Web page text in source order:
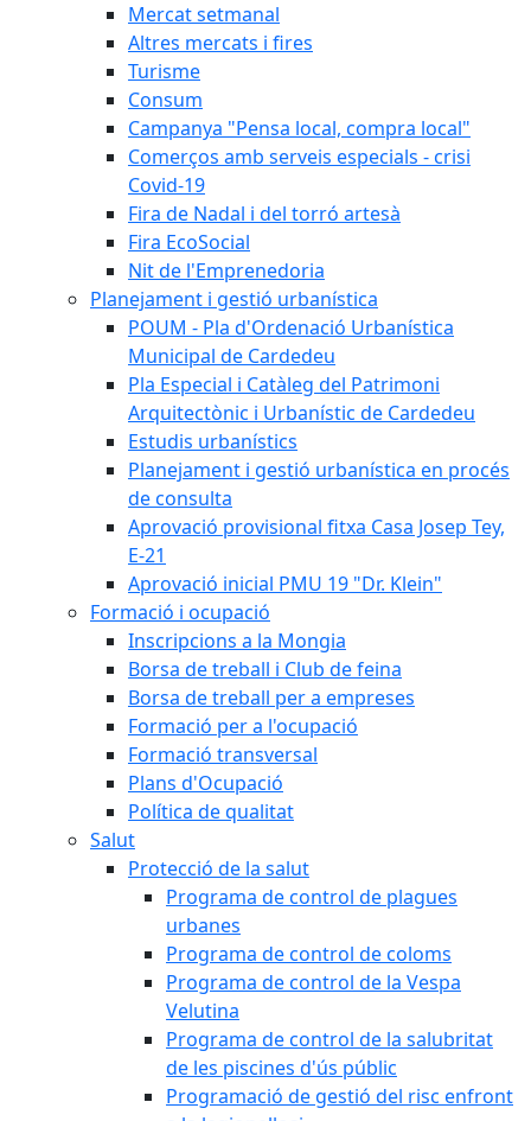
Mercat setmanal
Altres mercats i fires
Turisme
Consum
Campanya "Pensa local, compra local"
Comerços amb serveis especials - crisi
Covid-19
Fira de Nadal i del torró artesà
Fira EcoSocial
Nit de l'Emprenedoria
Planejament i gestió urbanística
POUM - Pla d'Ordenació Urbanística
Municipal de Cardedeu
Pla Especial i Catàleg del Patrimoni
Arquitectònic i Urbanístic de Cardedeu
Estudis urbanístics
Planejament i gestió urbanística en procés
de consulta
Aprovació provisional fitxa Casa Josep Tey,
E-21
Aprovació inicial PMU 19 "Dr. Klein"
Formació i ocupació
Inscripcions a la Mongia
Borsa de treball i Club de feina
Borsa de treball per a empreses
Formació per a l'ocupació
Formació transversal
Plans d'Ocupació
Política de qualitat
Salut
Protecció de la salut
Programa de control de plagues
urbanes
Programa de control de coloms
Programa de control de la Vespa
Velutina
Programa de control de la salubritat
de les piscines d'ús públic
Programació de gestió del risc enfront